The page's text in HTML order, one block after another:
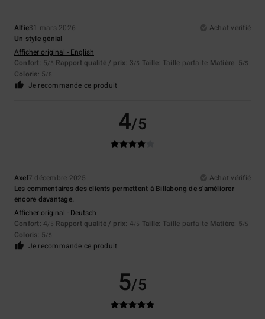
Alfie31 mars 2026
Achat vérifié
Un style génial
Afficher original - English
Confort: 5/5 Rapport qualité / prix: 3/5 Taille: Taille parfaite Matière: 5/5
Coloris: 5/5
Je recommande ce produit
4/5
Axel7 décembre 2025
Achat vérifié
Les commentaires des clients permettent à Billabong de s'améliorer
encore davantage.
Afficher original - Deutsch
Confort: 4/5 Rapport qualité / prix: 4/5 Taille: Taille parfaite Matière: 5/5
Coloris: 5/5
Je recommande ce produit
5/5